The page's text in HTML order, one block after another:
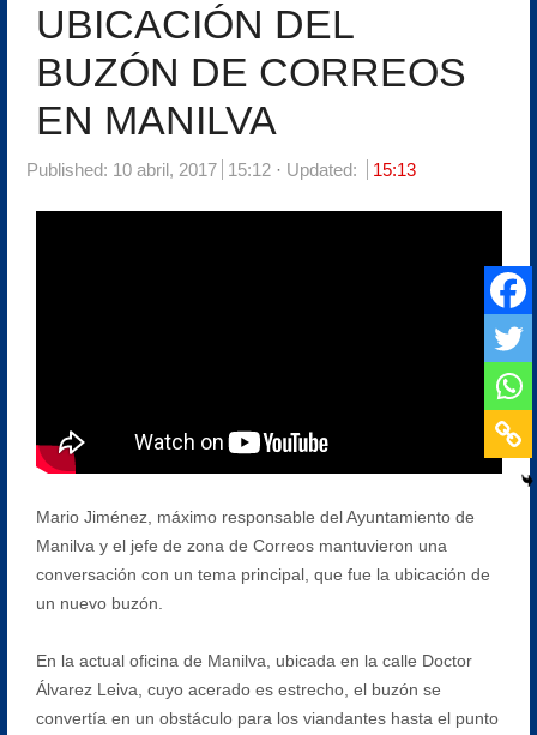
UBICACIÓN DEL
BUZÓN DE CORREOS
EN MANILVA
Published: 10 abril, 2017 15:12 Updated: 15:13
Mario Jiménez, máximo responsable del Ayuntamiento de
Manilva y el jefe de zona de Correos mantuvieron una
conversación con un tema principal, que fue la ubicación de
un nuevo buzón.
En la actual oficina de Manilva, ubicada en la calle Doctor
Álvarez Leiva, cuyo acerado es estrecho, el buzón se
convertía en un obstáculo para los viandantes hasta el punto